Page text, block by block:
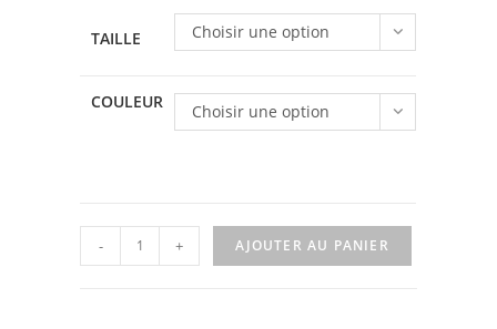
TAILLE Choisir une option
COULEUR Choisir une option
quantité
de
- + AJOUTER AU PANIER